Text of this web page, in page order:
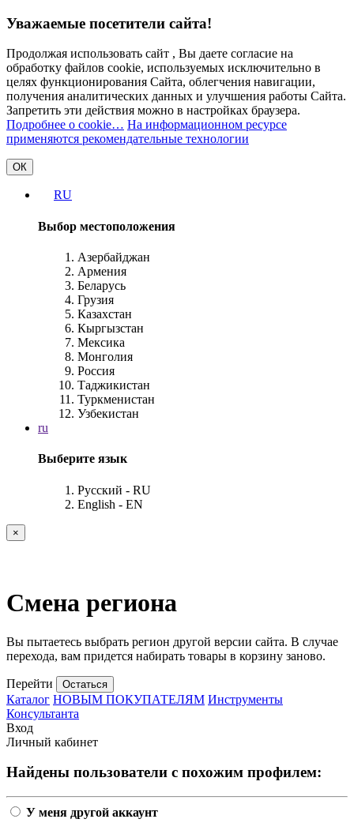
Уважаемые посетители сайта!
Продолжая использовать сайт , Вы даете согласие на
обработку файлов cookie, используемых исключительно в
целях функционирования Сайта, облегчения навигации,
получения аналитических данных и улучшения работы Сайта.
Запретить эти действия можно в настройках браузера.
Подробнее о cookie… На информационном ресурсе
применяются рекомендательные технологии
ОК
RU
Выбор местоположения
Азербайджан
Армения
Беларусь
Грузия
Казахстан
Кыргызстан
Мексика
Монголия
Россия
Таджикистан
Туркменистан
Узбекистан
ru
Выберите язык
Русский - RU
English - EN
×
Смена региона
Вы пытаетесь выбрать регион другой версии сайта. В случае
перехода, вам придется набирать товары в корзину заново.
Перейти Остаться
Каталог НОВЫМ ПОКУПАТЕЛЯМ Инструменты
Консультанта
Вход
Личный кабинет
Найдены пользователи с похожим профилем:
У меня другой аккаунт